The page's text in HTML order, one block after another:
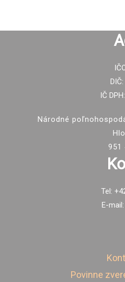
IČ
Národné
951
Tel:
E-
Povinne